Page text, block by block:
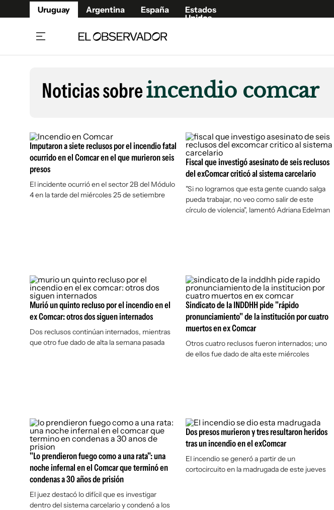
Uruguay Argentina España
Estados
Unidos
Beneficios Member
Café y Negocios
Economía y Empresas
Agro
Brand Studio
Mundo
Fúnebres
Publicaciones
Newsletters
Argentina
España
Estados Unidos
Noticias sobreincendio comcar
Imputaron a siete reclusos por el incendio fatal
ocurrido en el Comcar en el que murieron seis
presos
El incidente ocurrió en el sector 2B del Módulo
4 en la tarde del miércoles 25 de setiembre
Fiscal que investigó asesinato de seis reclusos
del exComcar criticó al sistema carcelario
"Si no logramos que esta gente cuando salga
pueda trabajar, no veo como salir de este
círculo de violencia", lamentó Adriana Edelman
Murió un quinto recluso por el incendio en el
ex Comcar: otros dos siguen internados
Dos reclusos continúan internados, mientras
que otro fue dado de alta la semana pasada
Sindicato de la INDDHH pide "rápido
pronunciamiento" de la institución por cuatro
muertos en ex Comcar
Otros cuatro reclusos fueron internados; uno
de ellos fue dado de alta este miércoles
"Lo prendieron fuego como a una rata": una
noche infernal en el Comcar que terminó en
condenas a 30 años de prisión
El juez destacó lo difícil que es investigar
dentro del sistema carcelario y condenó a los
Dos presos murieron y tres resultaron heridos
tras un incendio en el exComcar
El incendio se generó a partir de un
cortocircuito en la madrugada de este jueves